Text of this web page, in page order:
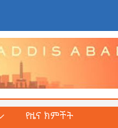
የዜና ክምችት